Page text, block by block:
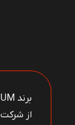
برند YTUM
از شرکت UNIVERSAL